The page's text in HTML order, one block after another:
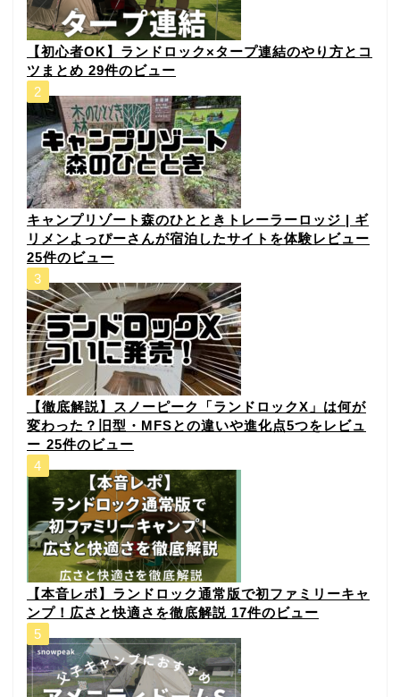
【初心者OK】ランドロック×タープ連結のやり方とコ
ツまとめ 29件のビュー
キャンプリゾート森のひとときトレーラーロッジ | ギ
リメンよっぴーさんが宿泊したサイトを体験レビュー
25件のビュー
⁠【徹底解説】スノーピーク「ランドロックX」は何が
変わった？旧型・MFSとの違いや進化点5つをレビュ
ー⁠ 25件のビュー
【本音レポ】ランドロック通常版で初ファミリーキャ
ンプ！広さと快適さを徹底解説 17件のビュー